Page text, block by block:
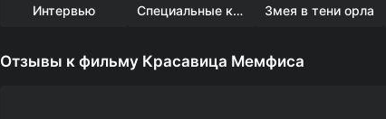
Интервью Специальные корреспонденты Змея в тени орла
Отзывы к фильму Красавица Мемфиса